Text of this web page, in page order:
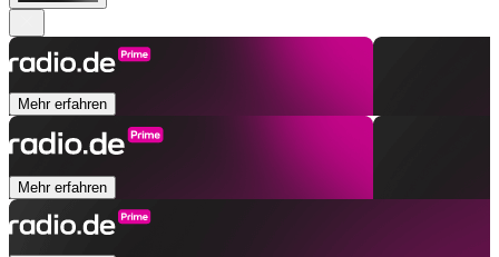
Mehr erfahren
Mehr erfahren